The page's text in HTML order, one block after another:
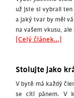
už jste si vybrali
a jaký tvar by měl
na vašem vkusu,
[Celý článek...]
Stolujte jako
V bytě má každý
se cítí pánem. V